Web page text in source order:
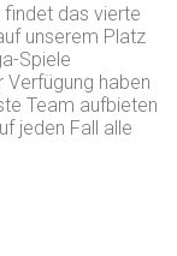
findet das vierte
unserem Platz
Spiele
Verfügung haben
Team aufbieten
jeden Fall alle